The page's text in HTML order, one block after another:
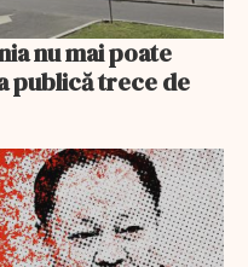
nu mai poate
publică trece de